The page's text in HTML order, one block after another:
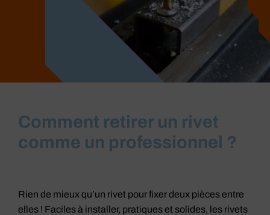
Comment retirer un rivet
comme un professionnel ?
Rien de mieux qu’un rivet pour fixer deux pièces entre
elles ! Faciles à installer, pratiques et solides, les rivets